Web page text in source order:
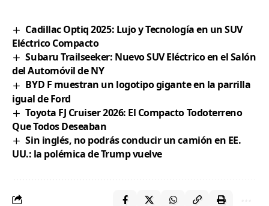
Cadillac Optiq 2025: Lujo y Tecnología en un SUV
Eléctrico Compacto
Subaru Trailseeker: Nuevo SUV Eléctrico en el Salón
del Automóvil de NY
BYD F muestran un logotipo gigante en la parrilla
igual de Ford
Toyota FJ Cruiser 2026: El Compacto Todoterreno
Que Todos Deseaban
Sin inglés, no podrás conducir un camión en EE.
UU.: la polémica de Trump vuelve